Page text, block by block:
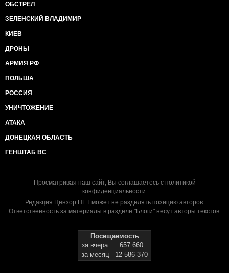
ОБСТРЕЛ
ЗЕЛЕНСКИЙ ВЛАДИМИР
КИЕВ
ДРОНЫ
АРМИЯ РФ
ПОЛЬША
РОССИЯ
УНИЧТОЖЕНИЕ
АТАКА
ДОНЕЦКАЯ ОБЛАСТЬ
ГЕНШТАБ ВС
Просматривая наш сайт, Вы соглашаетесь с политикой
конфиденциальности.
Редакция Цензор.НЕТ может не разделять позицию авторов.
Ответственность за материалы в разделе "Блоги" несут авторы текстов.
Посещаемость
за вчера
657 660
за месяц
12 586 370